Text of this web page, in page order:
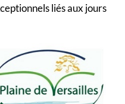
liés aux jours